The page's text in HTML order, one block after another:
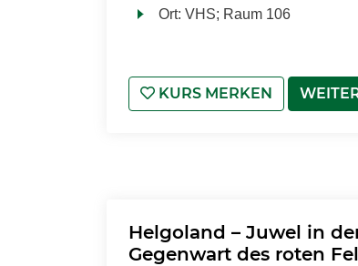
Ort: VHS; Raum 106
KURS MERKEN
Helgoland – Juwel in
Gegenwart des roten